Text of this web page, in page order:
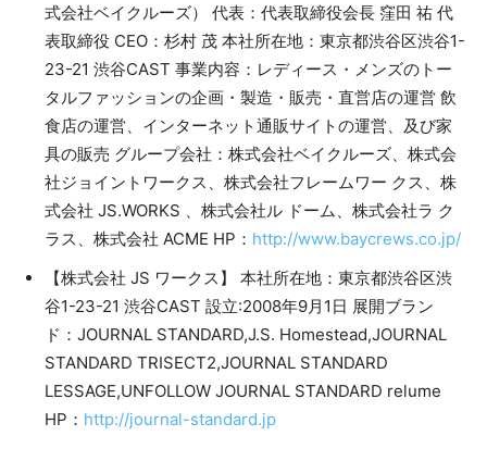
式会社ベイクルーズ） 代表：代表取締役会長 窪田 祐 代
表取締役 CEO：杉村 茂 本社所在地：東京都渋谷区渋谷1-
23-21 渋谷CAST 事業内容：レディース・メンズのトー
タルファッションの企画・製造・販売・直営店の運営 飲
食店の運営、インターネット通販サイトの運営、及び家
具の販売 グループ会社：株式会社ベイクルーズ、株式会
社ジョイントワークス、株式会社フレームワー クス、株
式会社 JS.WORKS 、株式会社ル ドーム、株式会社ラ ク
ラス、株式会社 ACME HP： http://www.baycrews.co.jp/
【株式会社 JS ワークス】 本社所在地：東京都渋谷区渋
谷1-23-21 渋谷CAST 設立:2008年9月1日 展開ブラン
ド：JOURNAL STANDARD,J.S. Homestead,JOURNAL
STANDARD TRISECT2,JOURNAL STANDARD
LESSAGE,UNFOLLOW JOURNAL STANDARD relume
HP： http://journal-standard.jp